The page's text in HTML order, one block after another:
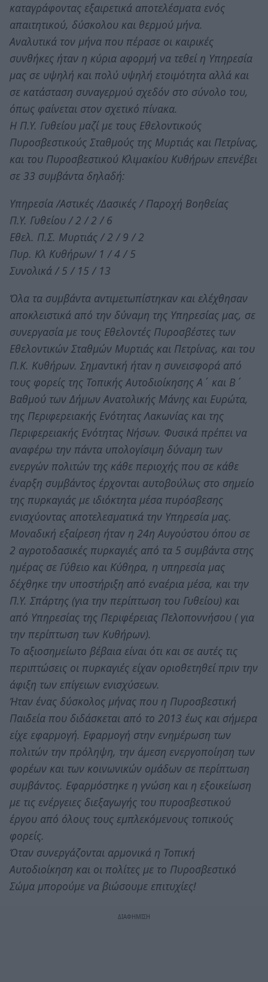
καταγράφοντας εξαιρετικά αποτελέσματα ενός
απαιτητικού, δύσκολου και θερμού μήνα.
Αναλυτικά τον μήνα που πέρασε οι καιρικές
συνθήκες ήταν η κύρια αφορμή να τεθεί η Υπηρεσία
μας σε υψηλή και πολύ υψηλή ετοιμότητα αλλά και
σε κατάσταση συναγερμού σχεδόν στο σύνολο του,
όπως φαίνεται στον σχετικό πίνακα.
Η Π.Υ. Γυθείου μαζί με τους Εθελοντικούς
Πυροσβεστικούς Σταθμούς της Μυρτιάς και Πετρίνας,
και του Πυροσβεστικού Κλιμακίου Κυθήρων επενέβει
σε 33 συμβάντα δηλαδή:
Υπηρεσία /Αστικές /Δασικές / Παροχή Βοηθείας
Π.Υ. Γυθείου / 2 / 2 / 6
Εθελ. Π.Σ. Μυρτιάς / 2 / 9 / 2
Πυρ. Κλ Κυθήρων/ 1 / 4 / 5
Συνολικά / 5 / 15 / 13
Όλα τα συμβάντα αντιμετωπίστηκαν και ελέχθησαν
αποκλειστικά από την δύναμη της Υπηρεσίας μας, σε
συνεργασία με τους Εθελοντές Πυροσβέστες των
Εθελοντικών Σταθμών Μυρτιάς και Πετρίνας, και του
Π.Κ. Κυθήρων. Σημαντική ήταν η συνεισφορά από
τους φορείς της Τοπικής Αυτοδιοίκησης Α΄ και Β΄
Βαθμού των Δήμων Ανατολικής Μάνης και Ευρώτα,
της Περιφερειακής Ενότητας Λακωνίας και της
Περιφερειακής Ενότητας Νήσων. Φυσικά πρέπει να
αναφέρω την πάντα υπολογίσιμη δύναμη των
ενεργών πολιτών της κάθε περιοχής που σε κάθε
έναρξη συμβάντος έρχονται αυτοβούλως στο σημείο
της πυρκαγιάς με ιδιόκτητα μέσα πυρόσβεσης
ενισχύοντας αποτελεσματικά την Υπηρεσία μας.
Μοναδική εξαίρεση ήταν η 24η Αυγούστου όπου σε
2 αγροτοδασικές πυρκαγιές από τα 5 συμβάντα στης
ημέρας σε Γύθειο και Κύθηρα, η υπηρεσία μας
δέχθηκε την υποστήριξη από εναέρια μέσα, και την
Π.Υ. Σπάρτης (για την περίπτωση του Γυθείου) και
από Υπηρεσίας της Περιφέρειας Πελοποννήσου ( για
την περίπτωση των Κυθήρων).
Το αξιοσημείωτο βέβαια είναι ότι και σε αυτές τις
περιπτώσεις οι πυρκαγιές είχαν οριοθετηθεί πριν την
άφιξη των επίγειων ενισχύσεων.
Ήταν ένας δύσκολος μήνας που η Πυροσβεστική
Παιδεία που διδάσκεται από το 2013 έως και σήμερα
είχε εφαρμογή. Εφαρμογή στην ενημέρωση των
πολιτών την πρόληψη, την άμεση ενεργοποίηση των
φορέων και των κοινωνικών ομάδων σε περίπτωση
συμβάντος. Εφαρμόστηκε η γνώση και η εξοικείωση
με τις ενέργειες διεξαγωγής του πυροσβεστικού
έργου από όλους τους εμπλεκόμενους τοπικούς
φορείς.
Όταν συνεργάζονται αρμονικά η Τοπική
Αυτοδιοίκηση και οι πολίτες με το Πυροσβεστικό
Σώμα μπορούμε να βιώσουμε επιτυχίες!